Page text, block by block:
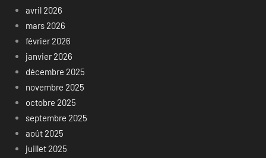
avril 2026
mars 2026
février 2026
janvier 2026
décembre 2025
novembre 2025
octobre 2025
septembre 2025
août 2025
juillet 2025